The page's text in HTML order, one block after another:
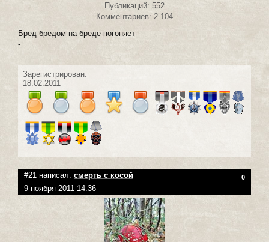
Публикаций: 552
Комментариев: 2 104
Бред бредом на бреде погоняет
-
Зарегистрирован:
18.02.2011
#21 написал: смерть с косой 0
9 ноября 2011 14:36